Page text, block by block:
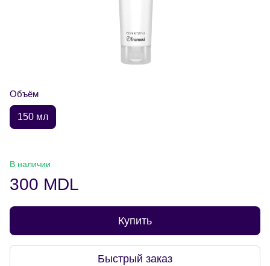
Объём
150 мл
В наличии
300 MDL
Купить
Быстрый заказ